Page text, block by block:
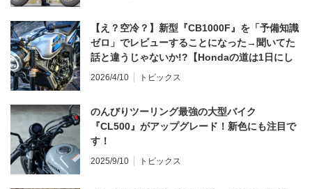
【え？空冷？】新型『CB1000F』を「予備知識
ゼロ」でレビューすることになった→聞いてた
話と違うじゃないか!?【Hondaの道は1日にし
てならず／CB1000F ①第一印象 編】
2026/4/10 トピックス
のんびりツーリング最強の大型バイク
『CL500』がアップグレード！新色にも注目で
す！
2025/9/10 トピックス